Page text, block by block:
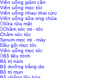
Viên uống giảm cân
Viên uống mọc tóc
Viên uống nhau thai cừu
Viên uống sữa ong chúa
Sữa rửa mặt
Chăm sóc mi - tóc
Chăm sóc tóc
Serum mọc mi - mày
Dầu gội mọc tóc
Viên uống mọc tóc
Bộ liệu trình
Bộ trị nám
Bộ dưỡng trắng da
Bộ trị mụn